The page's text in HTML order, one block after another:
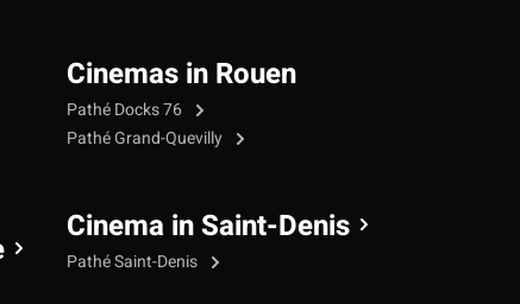
Cinemas in Rouen
Pathé Docks 76
Pathé Grand-Quevilly
Cinema in Saint-Denis
Pathé Saint-Denis